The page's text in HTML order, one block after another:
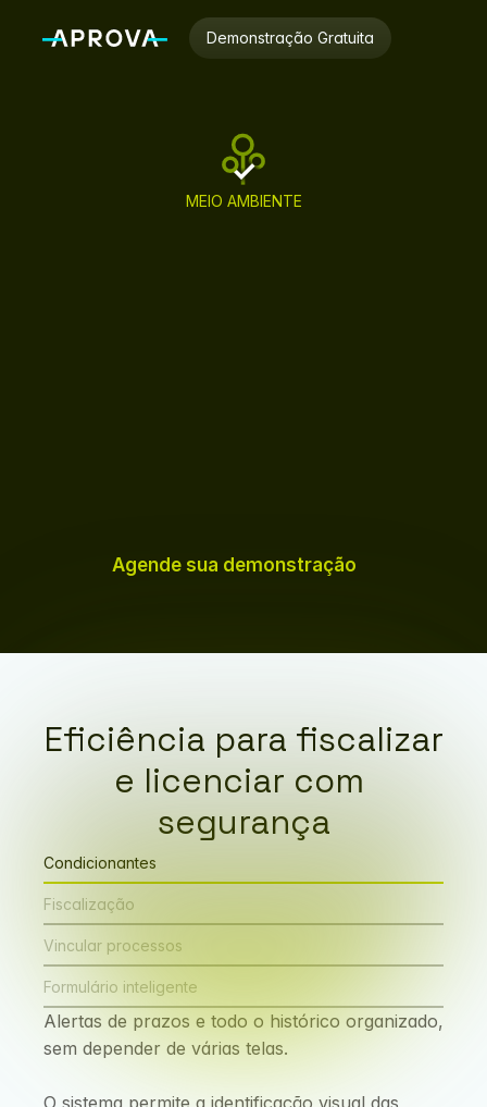
Demonstração Gratuita
MEIO AMBIENTE
Agende sua demonstração
Eficiência para fiscalizar
e licenciar com
segurança
Condicionantes
Fiscalização
Vincular processos
Formulário inteligente
Alertas de prazos e todo o histórico organizado,
sem depender de várias telas.
O sistema permite a identificação visual das